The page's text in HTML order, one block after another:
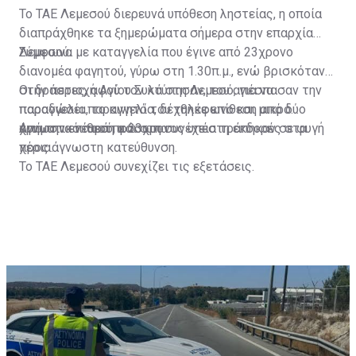
Το ΤΑΕ Λεμεσού διερευνά υπόθεση ληστείας, η οποία
διαπράχθηκε τα ξημερώματα σήμερα στην επαρχία
Λεμεσού.
Σύμφωνα με καταγγελία που έγινε από 23χρονο
διανομέα φαγητού, γύρω στη 1.30π.μ., ενώ βρισκόταν
στην περιοχή Αγίου Συλά στη Λεμεσό, για να
παραδώσει παραγγελία, δέχθηκε επίθεση από δύο
άγνωστα νεαρά πρόσωπα.
Οι δράστες, αφού τον κτύπησαν, του απέσπασαν την
παραγγελία, το κινητό του τηλέφωνο και μικρό
χρηματικό ποσό, και στη συνέχεια τράπηκαν σε φυγή
προς άγνωστη κατεύθυνση.
Από την επίθεση ο 23χρονος υπέστη εκδορές στα
χέρια.
Το ΤΑΕ Λεμεσού συνεχίζει τις εξετάσεις.